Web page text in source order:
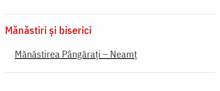
Mănăstiri și biserici
Mănăstirea Pângărați – Neamț